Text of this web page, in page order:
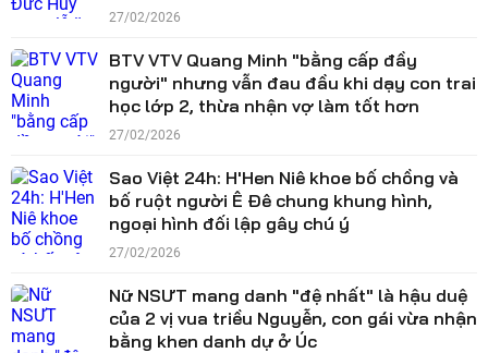
27/02/2026
BTV VTV Quang Minh "bằng cấp đầy
người" nhưng vẫn đau đầu khi dạy con trai
học lớp 2, thừa nhận vợ làm tốt hơn
27/02/2026
Sao Việt 24h: H'Hen Niê khoe bố chồng và
bố ruột người Ê Đê chung khung hình,
ngoại hình đối lập gây chú ý
27/02/2026
Nữ NSƯT mang danh "đệ nhất" là hậu duệ
của 2 vị vua triều Nguyễn, con gái vừa nhận
bằng khen danh dự ở Úc